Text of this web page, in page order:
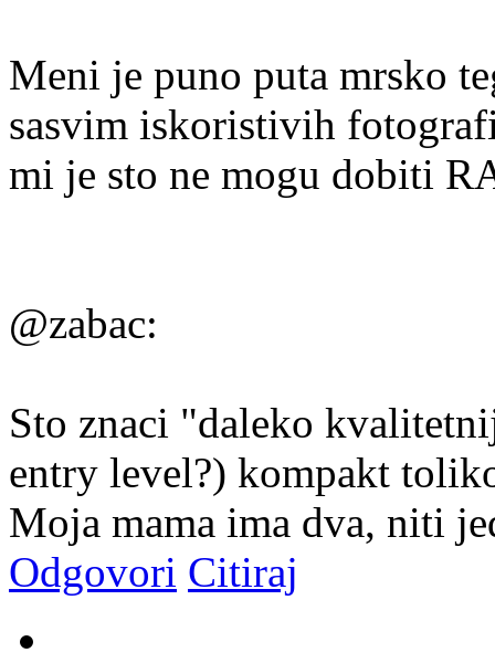
Meni je puno puta mrsko
sasvim iskoristivih
mi je sto ne mogu dobiti
@zabac:
Sto znaci "daleko
entry level?) kompakt
Moja mama ima dva, niti
Odgovori Citiraj